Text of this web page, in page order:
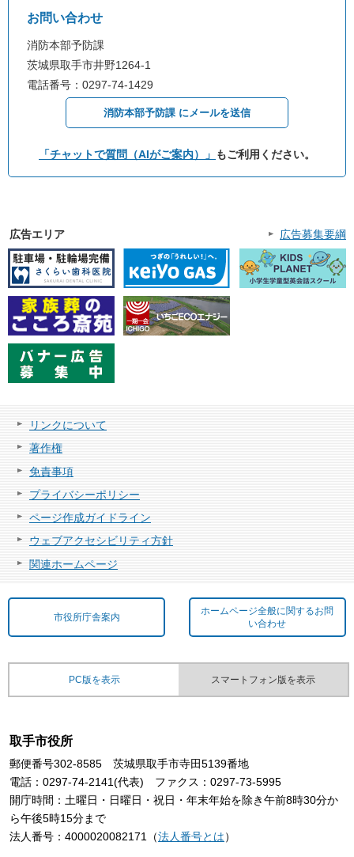
お問い合わせ
消防本部予防課
茨城県取手市井野1264-1
電話番号：0297-74-1429
消防本部予防課 にメールを送信
「チャットで質問（AIがご案内）」 もご利用ください。
広告エリア 広告募集要綱
リンクについて
著作権
免責事項
プライバシーポリシー
ページ作成ガイドライン
ウェブアクセシビリティ方針
関連ホームページ
市役所庁舎案内
ホームページ全般に関するお問
い合わせ
PC版を表示 スマートフォン版を表示
取手市役所
郵便番号302-8585 茨城県取手市寺田5139番地
電話：0297-74-2141(代表) ファクス：0297-73-5995
開庁時間：土曜日・日曜日・祝日・年末年始を除き午前8時30分か
ら午後5時15分まで
法人番号：4000020082171（法人番号とは）